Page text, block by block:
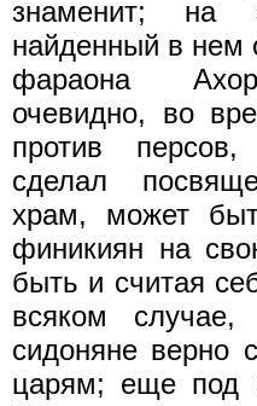
знаменит; на
найденный в нем
фараона
очевидно, во
против
сделал
храм, может
финикиян на
быть и считая
всяком
сидоняне верно
царям; еще под